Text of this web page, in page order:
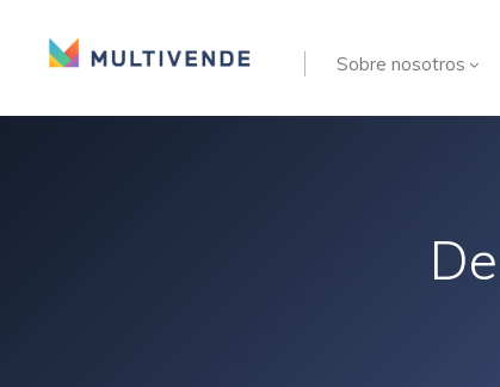
Sobre nosotros